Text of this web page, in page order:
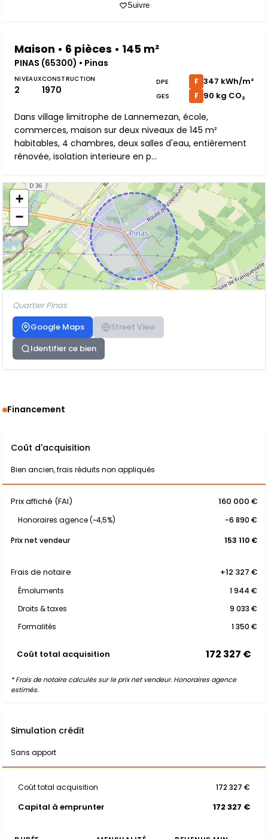
Suivre
Maison • 6 pièces • 145 m²
PINAS (65300) • Pinas
NIVEAUX
2
CONSTRUCTION
1970
DPE F 347 kWh/m²
GES F 90 kg CO₂
Dans village limitrophe de Lannemezan, école,
commerces, maison sur deux niveaux de 145 m²
habitables, 4 chambres, deux salles d'eau, entièrement
rénovée, isolation interieure en p...
+
−
Quartier Pinas
Google Maps
Street View
Identifier ce bien
Financement
Coût d'acquisition
Bien ancien, frais réduits non appliqués
Prix affiché (FAI) 160 000 €
Honoraires agence (~4,5%)
-6 890 €
Prix net vendeur
153 110 €
Frais de notaire +12 327 €
Émoluments
1 944 €
Droits & taxes
9 033 €
Formalités
1 350 €
Coût total acquisition 172 327 €
* Frais de notaire calculés sur le prix net vendeur. Honoraires agence
estimés.
Simulation crédit
Sans apport
Coût total acquisition 172 327 €
Capital à emprunter 172 327 €